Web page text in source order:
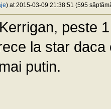
) at 2015-03-09 21:38:51 (595
peste
la star daca
putin.